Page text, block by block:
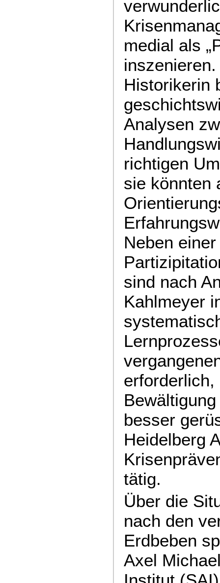
medial als
Historikerin
Analysen
richtigen
sie könnten
Neben
sind nach
Kahlmeyer
besser
Heidelberg
tätig.
Über die
nach den
Erdbeben
Axel